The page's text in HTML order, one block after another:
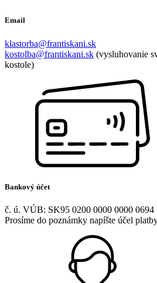
Email
klastorba@frantiskani.sk
kostolba@frantiskani.sk (vysluhovanie
kostole)
Bankový účet
č. ú. VÚB: SK95 0200 0000 0000 0694
Prosíme do poznámky napíšte účel